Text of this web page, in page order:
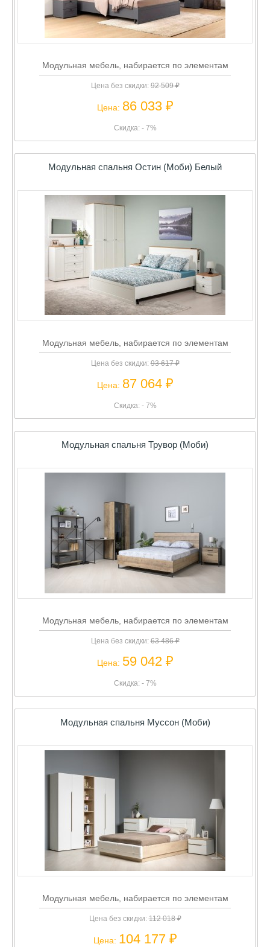
Модульная мебель, набирается по элементам
Цена без скидки:92 509 ₽
Цена: 86 033 ₽
Скидка: - 7%
Модульная спальня Остин (Моби) Белый
Модульная мебель, набирается по элементам
Цена без скидки:93 617 ₽
Цена: 87 064 ₽
Скидка: - 7%
Модульная спальня Трувор (Моби)
Модульная мебель, набирается по элементам
Цена без скидки:63 486 ₽
Цена: 59 042 ₽
Скидка: - 7%
Модульная спальня Муссон (Моби)
Модульная мебель, набирается по элементам
Цена без скидки:112 018 ₽
Цена: 104 177 ₽